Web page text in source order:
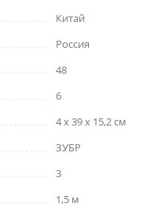
Китай
Россия
48
6
4 x 39 x 15,2 см
ЗУБР
3
1,5 м